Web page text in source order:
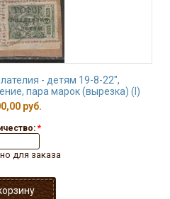
- детям 19-8-22",
пара марок (вырезка) (I)
руб.
*
для заказа